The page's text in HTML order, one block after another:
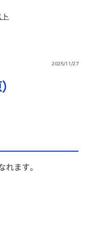
2025/11/27
ます。